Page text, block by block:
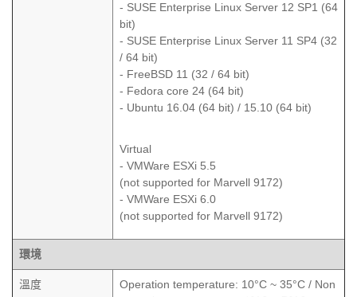
- SUSE Enterprise Linux Server 12 SP1 (64
bit)
- SUSE Enterprise Linux Server 11 SP4 (32
/ 64 bit)
- FreeBSD 11 (32 / 64 bit)
- Fedora core 24 (64 bit)
- Ubuntu 16.04 (64 bit) / 15.10 (64 bit)
Virtual
- VMWare ESXi 5.5
(not supported for Marvell 9172)
- VMWare ESXi 6.0
(not supported for Marvell 9172)
環境
溫度
Operation temperature: 10°C ~ 35°C / Non